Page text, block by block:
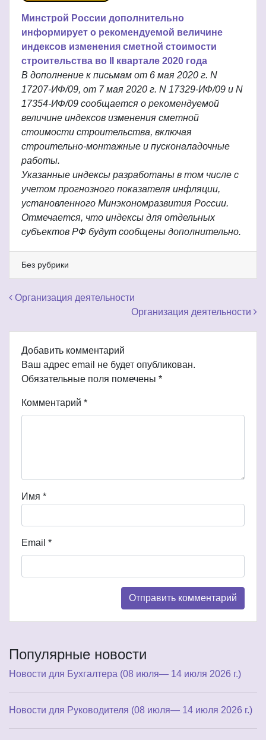
Минстрой России дополнительно
информирует о рекомендуемой величине
индексов изменения сметной стоимости
строительства во II квартале 2020 года
В дополнение к письмам от 6 мая 2020 г. N
17207-ИФ/09, от 7 мая 2020 г. N 17329-ИФ/09 и N
17354-ИФ/09 сообщается о рекомендуемой
величине индексов изменения сметной
стоимости строительства, включая
строительно-монтажные и пусконаладочные
работы.
Указанные индексы разработаны в том числе с
учетом прогнозного показателя инфляции,
установленного Минэкономразвития России.
Отмечается, что индексы для отдельных
субъектов РФ будут сообщены дополнительно.
Без рубрики
Навигация по записям
Организация деятельности
Организация деятельности
Добавить комментарий
Ваш адрес email не будет опубликован.
Обязательные поля помечены *
Комментарий *
Имя *
Email *
Популярные новости
Новости для Бухгалтера (08 июля— 14 июля 2026 г.)
Новости для Руководителя (08 июля— 14 июля 2026 г.)